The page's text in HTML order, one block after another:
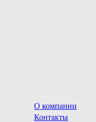
О компании
Контакты